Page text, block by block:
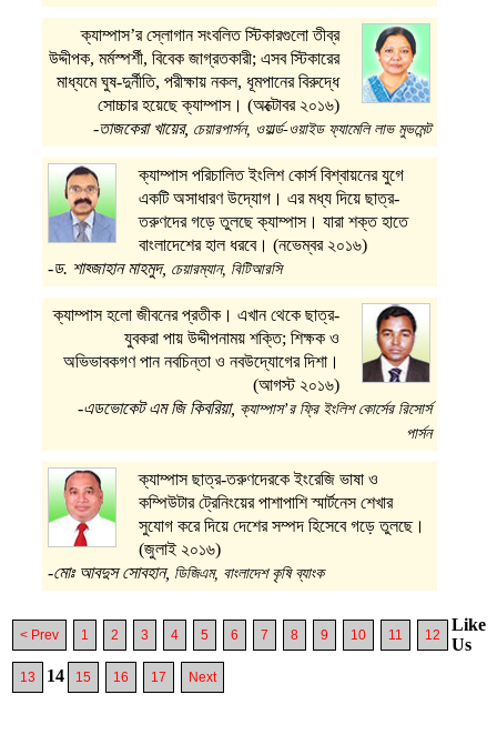
ক্যাম্পাস’র স্লোগান সংবলিত স্টিকারগুলো তীব্র
উদ্দীপক, মর্মস্পর্শী, বিবেক জাগ্রতকারী; এসব স্টিকারের
মাধ্যমে ঘুষ-দুর্নীতি, পরীক্ষায় নকল, ধূমপানের বিরুদ্ধে
সোচ্চার হয়েছে ক্যাম্পাস। (অক্টোবর ২০১৬)
-তাজকেরা খায়ের, চেয়ারপার্সন, ওয়ার্ল্ড-ওয়াইড ফ্যামেলি লাভ মুভমেন্ট
ক্যাম্পাস পরিচালিত ইংলিশ কোর্স বিশ্বায়নের যুগে
একটি অসাধারণ উদ্যোগ। এর মধ্য দিয়ে ছাত্র-
তরুণদের গড়ে তুলছে ক্যাম্পাস। যারা শক্ত হাতে
বাংলাদেশের হাল ধরবে। (নভেম্বর ২০১৬)
-ড. শাহ্জাহান মাহমুদ, চেয়ারম্যান, বিটিআরসি
ক্যাম্পাস হলো জীবনের প্রতীক। এখান থেকে ছাত্র-
যুবকরা পায় উদ্দীপনাময় শক্তি; শিক্ষক ও
অভিভাবকগণ পান নবচিন্তা ও নবউদ্যোগের দিশা।
(আগস্ট ২০১৬)
-এডভোকেট এম জি কিবরিয়া, ক্যাম্পাস’র ফ্রি ইংলিশ কোর্সের রিসোর্স
পার্সন
ক্যাম্পাস ছাত্র-তরুণদেরকে ইংরেজি ভাষা ও
কম্পিউটার ট্রেনিংয়ের পাশাপাশি স্মার্টনেস শেখার
সুযোগ করে দিয়ে দেশের সম্পদ হিসেবে গড়ে তুলছে।
(জুলাই ২০১৬)
-মোঃ আবদুস সোবহান, ডিজিএম, বাংলাদেশ কৃষি ব্যাংক
< Prev 1 2 3 4 5 6 7 8 9 10 11 12
13 14 15 16 17 Next
Like
Us